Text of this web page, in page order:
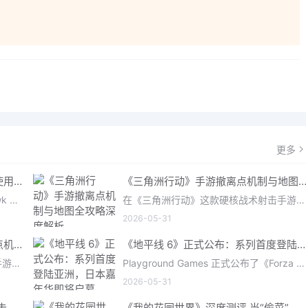
更多
《三角洲行动》手游：哈夫币分级使用策略，玩转不同地图的风险与回报
在《三角洲行动》（Delta Force: Hawk Ops）“烽火地带”模式中，地图被划分为“普通”、“机密”和“绝密”三个
《三角洲行动》手游撤离点机制与地图全攻略深度解析
在《三角洲行动》这款硬核战术射击手游中，撤离是每位干员行动的核心目标。无论你在战场中搜刮了多少高价值物
2026-05-31
深度解析《三角洲行动》手游撤离点机制与地图全攻略
在《三角洲行动》这款硬核战术射击手游中，撤离是每位干员行动的核心目标。无论你在战场中搜刮了多少高价值物
《地平线 6》正式公布：系列首度登陆亚洲，日本嘉年华即将启幕
Playground Games 正式公布了《Forza Horizon 6》，这次备受赞誉的地平线嘉年华将首次驶入亚洲，落户日本。玩家
2026-05-31